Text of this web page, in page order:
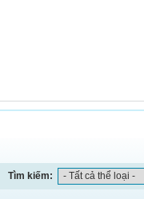
Tìm kiếm: